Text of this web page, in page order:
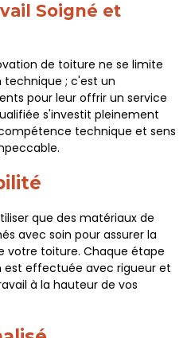
Soigné et
de toiture ne se limite
technique ; c'est un
pour leur offrir un service
s'investit pleinement
technique et sens
que des matériaux de
avec soin pour assurer la
votre toiture. Chaque étape
est effectuée avec rigueur et
à la hauteur de vos